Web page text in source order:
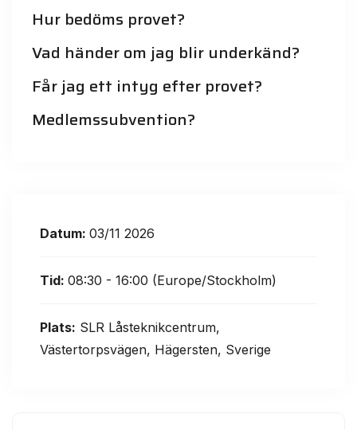
Hur bedöms provet?
Vad händer om jag blir underkänd?
Får jag ett intyg efter provet?
Medlemssubvention?
Datum: 03/11 2026
Tid: 08:30 - 16:00 (Europe/Stockholm)
Plats: SLR Låsteknikcentrum,
Västertorpsvägen, Hägersten, Sverige